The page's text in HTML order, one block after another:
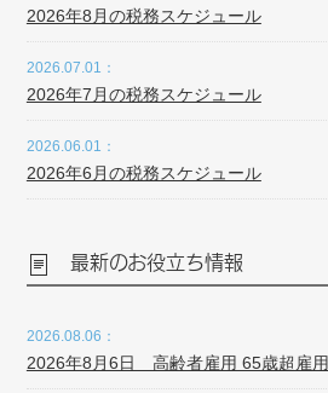
2026年8月の税務スケジュール
2026.07.01：
2026年7月の税務スケジュール
2026.06.01：
2026年6月の税務スケジュール
最新のお役立ち情報
2026.08.06：
2026年8月6日 高齢者雇用 65歳超雇